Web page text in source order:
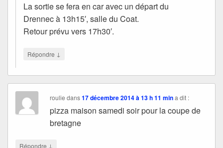
La sortie se fera en car avec un départ du
Drennec à 13h15′, salle du Coat.
Retour prévu vers 17h30′.
Répondre ↓
roulie dans17 décembre 2014 à 13 h 11 min a dit :
pizza maison samedi soir pour la coupe de
bretagne
Répondre ↓